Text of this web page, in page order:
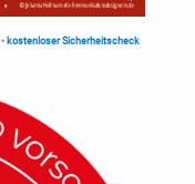
• kostenloser Sicherheitscheck